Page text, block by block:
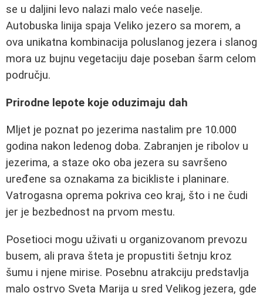
se u daljini levo nalazi malo veće naselje.
Autobuska linija spaja Veliko jezero sa morem, a
ova unikatna kombinacija poluslanog jezera i slanog
mora uz bujnu vegetaciju daje poseban šarm celom
području.
Prirodne lepote koje oduzimaju dah
Mljet je poznat po jezerima nastalim pre 10.000
godina nakon ledenog doba. Zabranjen je ribolov u
jezerima, a staze oko oba jezera su savršeno
uređene sa oznakama za bicikliste i planinare.
Vatrogasna oprema pokriva ceo kraj, što i ne čudi
jer je bezbednost na prvom mestu.
Posetioci mogu uživati u organizovanom prevozu
busem, ali prava šteta je propustiti šetnju kroz
šumu i njene mirise. Posebnu atrakciju predstavlja
malo ostrvo Sveta Marija u sred Velikog jezera, gde